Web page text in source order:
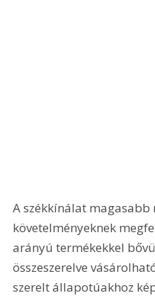
A székkínálat magasabb
követelményeknek
arányú termékekkel
összeszerelve
szerelt állapotúakhoz